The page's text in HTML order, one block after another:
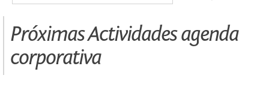
Próximas Actividades agenda
corporativa